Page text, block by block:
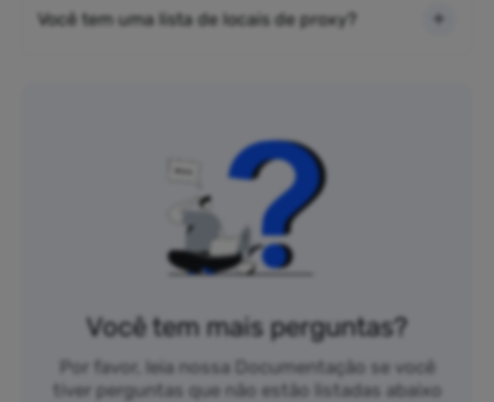
Você tem uma lista de locais de proxy?
Você tem mais perguntas?
Por favor, leia nossa Documentação se você
tiver perguntas que não estão listadas abaixo